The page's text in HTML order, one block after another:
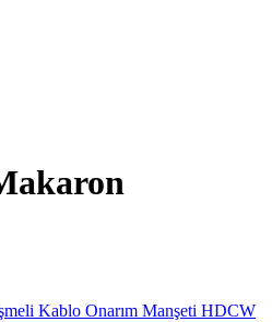
Kablo Onarım Manşeti HDCW